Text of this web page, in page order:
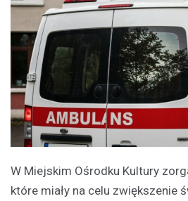
W Miejskim Ośrodku Kultury
które miały na celu zwiększenie